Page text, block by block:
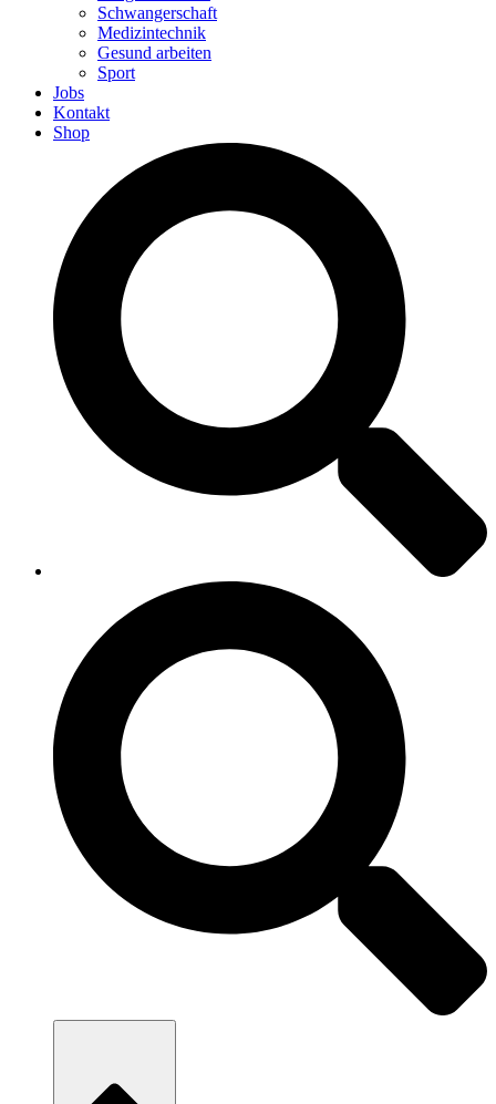
Schwangerschaft
Medizintechnik
Gesund arbeiten
Sport
Jobs
Kontakt
Shop